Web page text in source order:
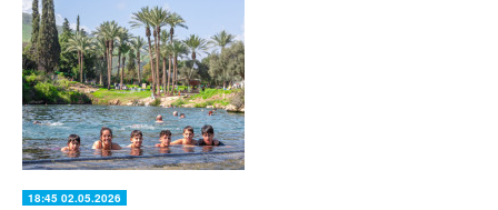
18:45 02.05.2026